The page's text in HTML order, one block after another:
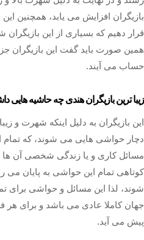
بازیگران افزایش می یابد، همچنین
قرار دهیم که بسیاری از این بازیگران
همین صورت باید گفت این بازیگران
حساب می آیند.
زیبا ترین بازیگران هندی چه حاشیه هایی
این بازیگران به دلیل اینکه شهرت و
دچار حواشی هایی می شوند، که
مسائل کاری و یا زندگی شخصی آن
کوتاهی تمام این حواشی به پایان می
شوند، لذا این مسائل و حواشی برای
جهان کاملا عادی می باشد و برای
پیش می آید.